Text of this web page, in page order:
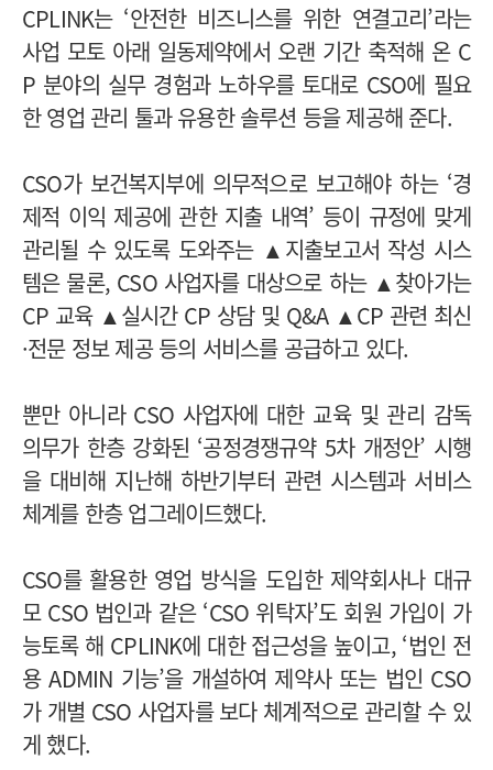
CPLINK는 ‘안전한 비즈니스를 위한 연결고리’라는
사업 모토 아래 일동제약에서 오랜 기간 축적해 온 C
P 분야의 실무 경험과 노하우를 토대로 CSO에 필요
한 영업 관리 툴과 유용한 솔루션 등을 제공해 준다.
CSO가 보건복지부에 의무적으로 보고해야 하는 ‘경
제적 이익 제공에 관한 지출 내역’ 등이 규정에 맞게
관리될 수 있도록 도와주는 ▲지출보고서 작성 시스
템은 물론, CSO 사업자를 대상으로 하는 ▲찾아가는
CP 교육 ▲실시간 CP 상담 및 Q&A ▲CP 관련 최신
·전문 정보 제공 등의 서비스를 공급하고 있다.
뿐만 아니라 CSO 사업자에 대한 교육 및 관리 감독
의무가 한층 강화된 ‘공정경쟁규약 5차 개정안’ 시행
을 대비해 지난해 하반기부터 관련 시스템과 서비스
체계를 한층 업그레이드했다.
CSO를 활용한 영업 방식을 도입한 제약회사나 대규
모 CSO 법인과 같은 ‘CSO 위탁자’도 회원 가입이 가
능토록 해 CPLINK에 대한 접근성을 높이고, ‘법인 전
용 ADMIN 기능’을 개설하여 제약사 또는 법인 CSO
가 개별 CSO 사업자를 보다 체계적으로 관리할 수 있
게 했다.